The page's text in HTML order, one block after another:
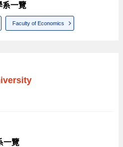
一覽
Faculty of Economics
一覽